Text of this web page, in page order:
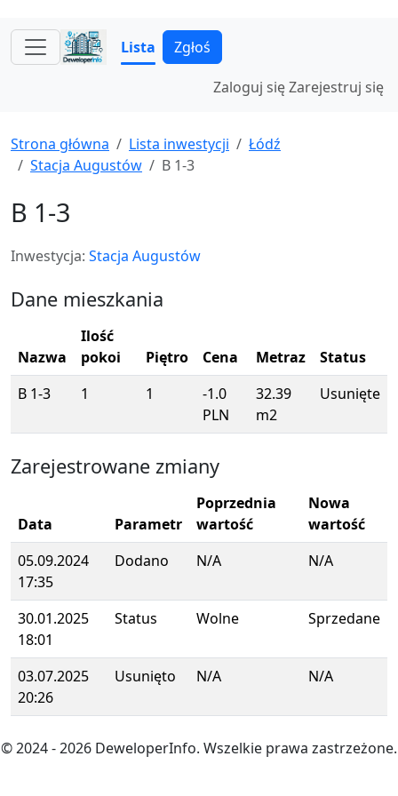
Lista Zgłoś
Zaloguj sięZarejestruj się
Strona główna Lista inwestycji
Łódź
Stacja Augustów
B 1-3
B 1-3
Inwestycja: Stacja Augustów
Dane mieszkania
Nazwa
Ilość
pokoi
Piętro Cena Metraz
Status
B 1-3
1 1
-1.0
PLN
32.39
m2
Usunięte
Zarejestrowane zmiany
Data Parametr
Poprzednia
wartość
Nowa
wartość
05.09.2024
17:35
Dodano N/A N/A
30.01.2025
18:01
Status Wolne Sprzedane
03.07.2025
20:26
Usunięto N/A N/A
© 2024- 2026 DeweloperInfo. Wszelkie prawa zastrzeżone.